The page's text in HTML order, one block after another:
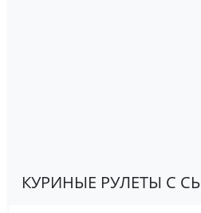
КУРИНЫЕ РУЛЕТЫ С